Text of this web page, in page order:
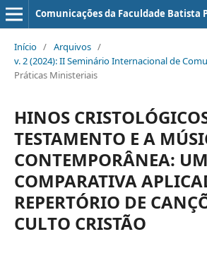
Comunicações da Faculdade Batista
Início / Arquivos /
v. 2 (2024): II Seminário Internacional de
Práticas Ministeriais
HINOS
TESTAMENTO E A
CONTEMPORÂNEA:
COMPARATIVA
REPERTÓRIO DE
CULTO CRISTÃO